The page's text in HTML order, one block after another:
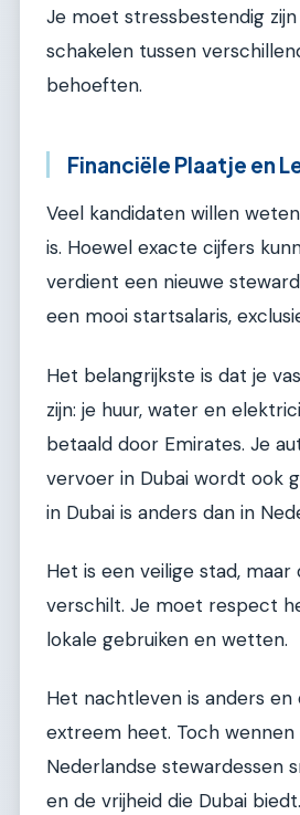
Je moet stressbestendig
schakelen tussen
behoeften.
Financiële Plaatje en
Veel kandidaten willen
is. Hoewel exacte cijfers
verdient een nieuwe
een mooi startsalaris,
Het belangrijkste is dat je
zijn: je huur, water en
betaald door Emirates. Je
vervoer in Dubai wordt ook
in Dubai is anders dan in
Het is een veilige stad, maar
verschilt. Je moet respect
lokale gebruiken en wetten.
Het nachtleven is anders en
extreem heet. Toch
Nederlandse stewardessen
en de vrijheid die Dubai biedt.